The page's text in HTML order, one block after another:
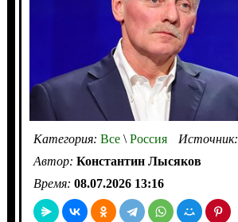
Категория: Все\Россия Источник:
Автор: Константин Лысяков
Время: 08.07.2026 13:16